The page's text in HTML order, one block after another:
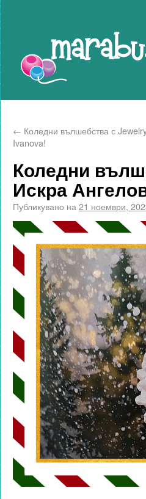
← Коледни вълшебства с
Ivanova!
Коледни
Искра
Публикувано на 21 ноември,